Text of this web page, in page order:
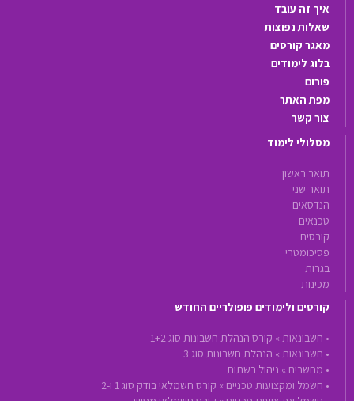
איך זה עובד
שאלות נפוצות
מאגר קורסים
בלוג לימודים
פורום
מפת האתר
צור קשר
מסלולי לימוד
תואר ראשון
תואר שני
הנדסאים
טכנאים
קורסים
פסיכומטרי
בגרות
מכינות
קורסים ולימודים פופולריים החודש
• חשבונאות » קורס הנהלת חשבונות סוג 1+2
• חשבונאות » הנהלת חשבונות סוג 3
• מחשבים » ניהול רשתות
• חשמל ומקצועות טכניים » קורס חשמלאי בודק סוג 1 ו-2